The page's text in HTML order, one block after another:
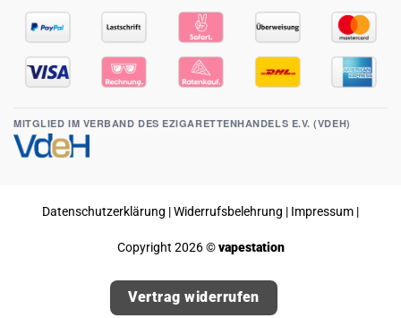
MITGLIED IM VERBAND DES EZIGARETTENHANDELS E.V. (VDEH)
Datenschutzerklärung |Widerrufsbelehrung | Impressum |
Copyright 2026 ©vapestation
Vertrag widerrufen